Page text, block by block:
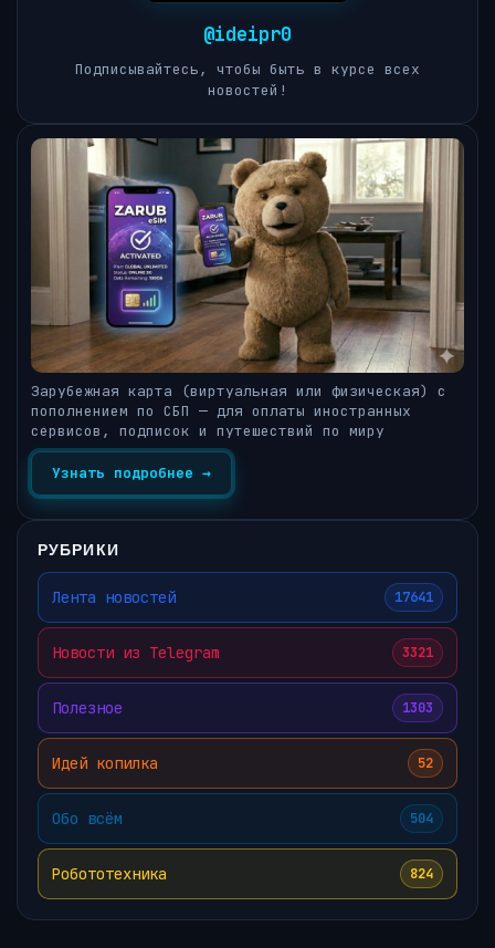
@ideipr0
Подписывайтесь, чтобы быть в курсе всех
новостей!
Зарубежная карта (виртуальная или физическая) с
пополнением по СБП — для оплаты иностранных
сервисов, подписок и путешествий по миру
Узнать подробнее →
РУБРИКИ
Лента новостей 17641
Новости из Telegram 3321
Полезное 1303
Идей копилка 52
Обо всём 504
Робототехника 824